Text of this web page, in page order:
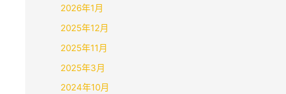
2026年1月
2025年12月
2025年11月
2025年3月
2024年10月